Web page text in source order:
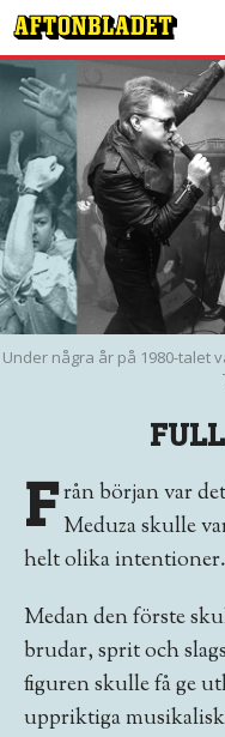
Under några år på 1980-talet
Från början var
Meduza skulle
helt olika intentioner.
Medan den förste
brudar, sprit och
figuren skulle få ge
uppriktiga